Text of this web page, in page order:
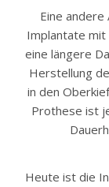
Eine
Implantate mit
eine längere
Herstellung
in den
Prothese ist
Heute ist die